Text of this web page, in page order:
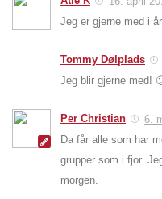
Jeg er gjerne med i år
Tommy Dølplads
Jeg blir gjerne med!
Per Christian
6.
Da får alle som har
grupper som i fjor.
morgen.